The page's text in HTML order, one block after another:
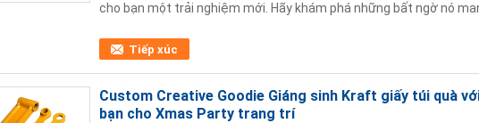
Tiếp xúc
cho bạn một trải nghiệm mới. Hãy khám phá những bất ngờ nó
Custom Creative Goodie Giáng sinh Kraft giấy túi quà
bạn cho Xmas Party trang trí